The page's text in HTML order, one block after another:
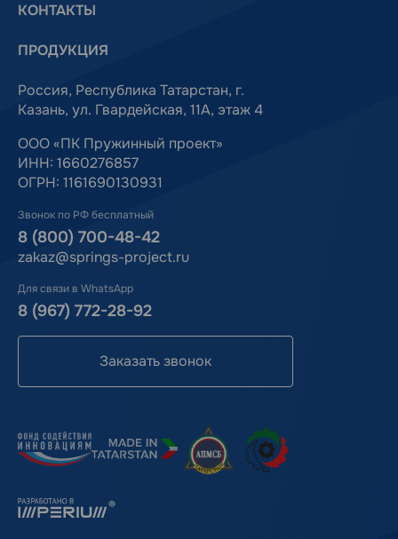
КОНТАКТЫ
ПРОДУКЦИЯ
Россия, Республика Татарстан, г.
Казань, ул. Гвардейская, 11А, этаж 4
ООО «ПК Пружинный проект»
ИНН: 1660276857
ОГРН: 1161690130931
Звонок по РФ бесплатный
8 (800) 700-48-42
zakaz@springs-project.ru
Для связи в WhatsApp
8 (967) 772-28-92
Заказать звонок